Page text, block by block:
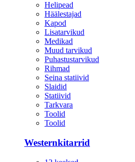
Helipead
Häälestajad
Kapod
Lisatarvikud
Medikad
Muud tarvikud
Puhastustarvikud
Rihmad
Seina statiivid
Slaidid
Statiivid
Tarkvara
Toolid
Toolid
Westernkitarrid